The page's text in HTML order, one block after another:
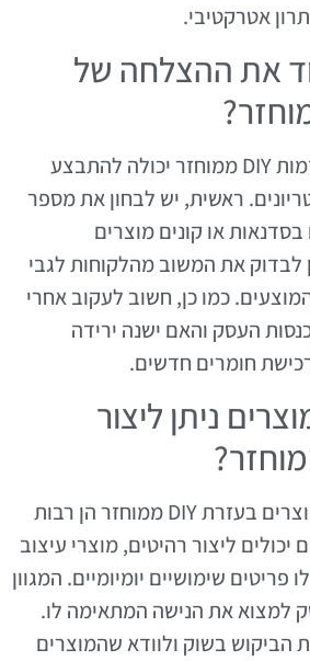
אטרקטיבי.
את ההצלחה של
מדידת הצלחה של יוזמות DIY ממוחזר יכולה להתבצע
ראשית, יש לבחון את מספר
או קונים מוצרים
לבדוק את המשוב מהלקוחות לגבי
כמו כן, חשוב לעקוב אחרי
העסק והאם ישנה ירידה
חומרים חדשים.
ניתן ליצור
האפשרויות ליצירת מוצרים בעזרת DIY ממוחזר הן רבות
יכולים ליצור רהיטים, מוצרי עיצוב
פריטים שימושיים יומיומיים. המגוון
למצוא את הנישה המתאימה לו.
הביקוש בשוק ולוודא שהמוצרים